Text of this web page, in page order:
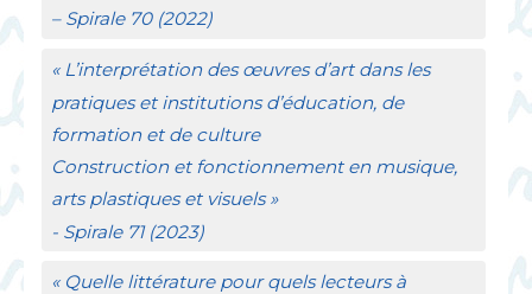
– Spirale70 (2022)
« L’interprétation des œuvres d’art dans les
pratiques et institutions d’éducation, de
formation et de culture
Construction et fonctionnement en musique,
arts plastiques et visuels »
- Spirale71 (2023)
« Quelle littérature pour quels lecteurs à